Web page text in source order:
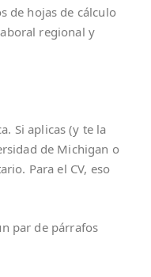
de hojas de cálculo
regional y
Si aplicas (y te la
de Michigan o
Para el CV, eso
par de párrafos